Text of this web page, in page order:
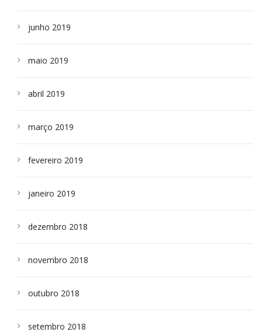
junho 2019
maio 2019
abril 2019
março 2019
fevereiro 2019
janeiro 2019
dezembro 2018
novembro 2018
outubro 2018
setembro 2018